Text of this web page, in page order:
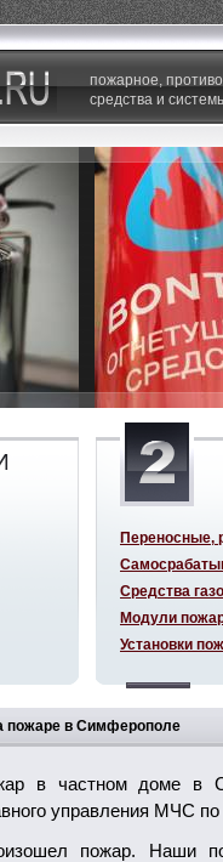
пожаре в Симферополе
в частном доме в
управления МЧС
пожар. Наши
пожарное,
средства и
Переносные,
Средства
Модули
Установки